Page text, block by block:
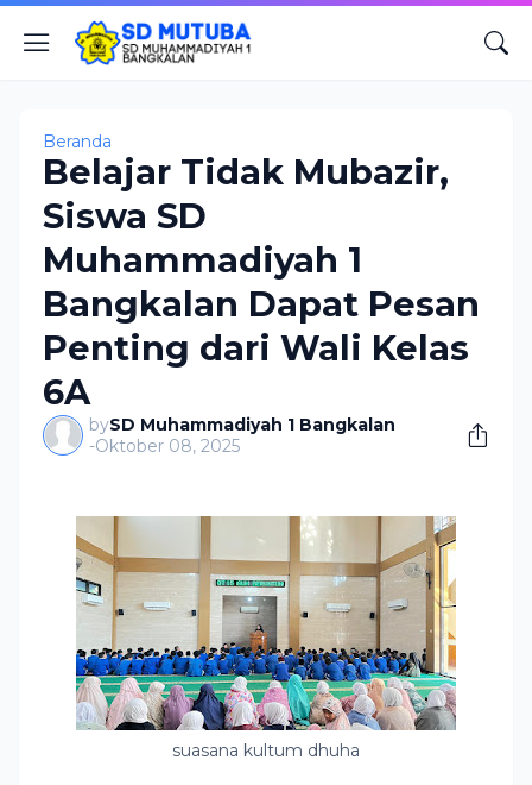
Beranda
Belajar Tidak Mubazir,
Siswa SD
Muhammadiyah 1
Bangkalan Dapat Pesan
Penting dari Wali Kelas
6A
bySD Muhammadiyah 1 Bangkalan
-Oktober 08, 2025
suasana kultum dhuha